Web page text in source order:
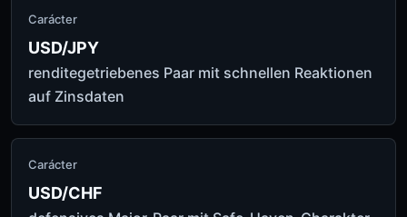
Carácter
USD/JPY
renditegetriebenes Paar mit schnellen Reaktionen
auf Zinsdaten
Carácter
USD/CHF